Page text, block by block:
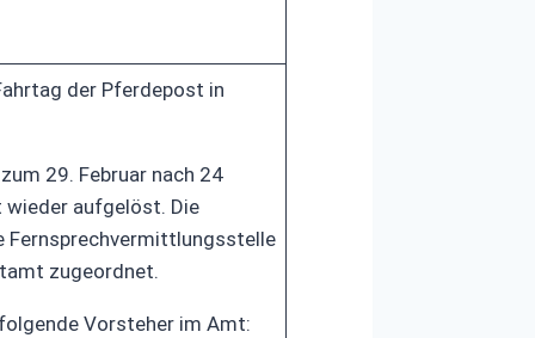
der Pferdepost in
29. Februar nach 24
wieder aufgelöst. Die
Fernsprechvermittlungsstelle
zugeordnet.
Vorsteher im Amt: